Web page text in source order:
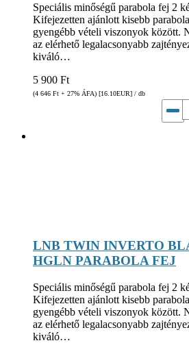
Speciális minőségű parabola fej 2
Kifejezetten ajánlott kisebb
gyengébb vételi viszonyok között.
az elérhető legalacsonyabb
kiváló…
5 900 Ft
(4 646 Ft + 27% ÁFA) [16.10EUR] / db
LNB TWIN INVERTO
HGLN PARABOLA FEJ
Speciális minőségű parabola fej 2
Kifejezetten ajánlott kisebb
gyengébb vételi viszonyok között.
az elérhető legalacsonyabb
kiváló…